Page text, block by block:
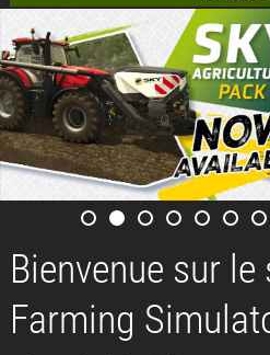
Bienvenue sur
Farming